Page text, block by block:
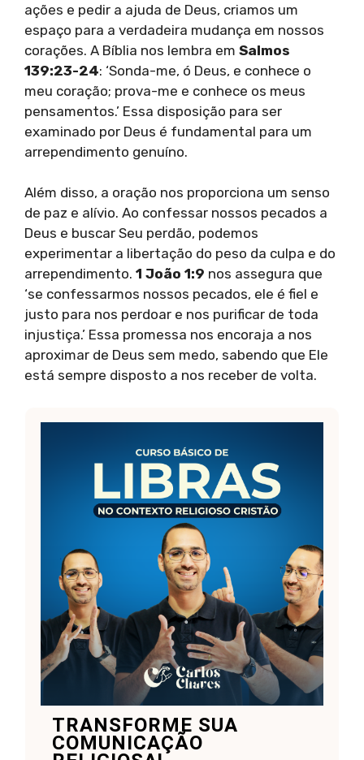
ações e pedir a ajuda de Deus, criamos um
espaço para a verdadeira mudança em nossos
corações. A Bíblia nos lembra em Salmos
139:23-24: ‘Sonda-me, ó Deus, e conhece o
meu coração; prova-me e conhece os meus
pensamentos.’ Essa disposição para ser
examinado por Deus é fundamental para um
arrependimento genuíno.
Além disso, a oração nos proporciona um senso
de paz e alívio. Ao confessar nossos pecados a
Deus e buscar Seu perdão, podemos
experimentar a libertação do peso da culpa e do
arrependimento. 1 João 1:9 nos assegura que
‘se confessarmos nossos pecados, ele é fiel e
justo para nos perdoar e nos purificar de toda
injustiça.’ Essa promessa nos encoraja a nos
aproximar de Deus sem medo, sabendo que Ele
está sempre disposto a nos receber de volta.
TRANSFORME SUA
COMUNICAÇÃO